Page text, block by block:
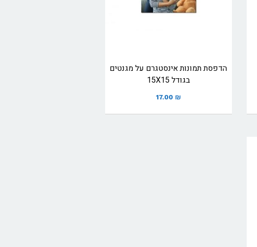
הדפסת תמונות אינסטגרם על מגנטים
בגודל 15X15
17.00 ₪